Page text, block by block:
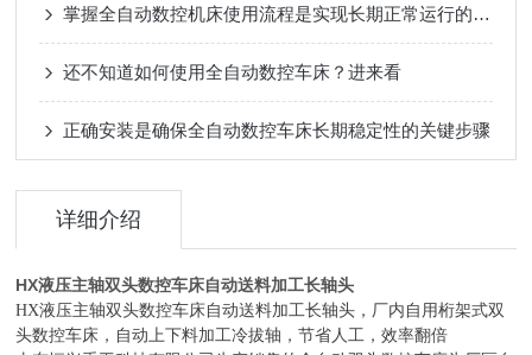
掌握全自动数控机床使用流程是实现长期正常运行的根本保障
还不知道如何使用全自动数控车床？进来看
正确安装是确保全自动数控车床长期稳定性的关键步骤
详细介绍
HX液压主轴双头数控车床自动送料加工长轴头
HX液压主轴双头数控车床自动送料加工长轴头，厂内自用桁架式双
头数控车床，自动上下料加工冷拔轴，节省人工，效率翻倍